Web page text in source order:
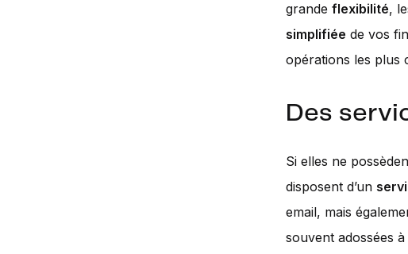
grande flexibilité,
simplifiée de vos
opérations les plus
Des
Si elles ne
disposent d’un
email, mais
souvent adossées